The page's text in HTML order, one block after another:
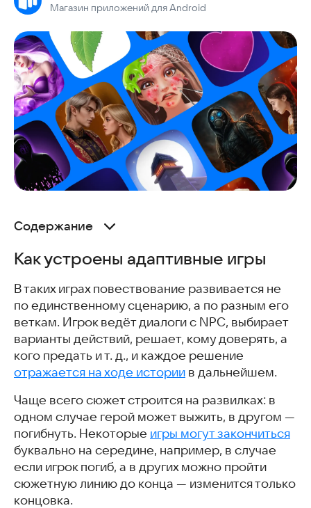
Магазин приложений для Android
Содержание
Hoosegow: Prison Survival
Бесконечное Лето
Senses
Family Town
Любовь, Деньги, Рок-н-Ролл
Лига Мечтателей
Duskwood
Скачать игры с адаптивным сюжетом
Часто задаваемые вопросы
Как устроены адаптивные игры
В таких играх повествование развивается не
по единственному сценарию, а по разным его
веткам. Игрок ведёт диалоги с NPC, выбирает
варианты действий, решает, кому доверять, а
кого предать и т. д., и каждое решение
отражается на ходе истории в дальнейшем.
Чаще всего сюжет строится на развилках: в
одном случае герой может выжить, в другом —
погибнуть. Некоторые игры могут закончиться
буквально на середине, например, в случае
если игрок погиб, а в других можно пройти
сюжетную линию до конца — изменится только
концовка.